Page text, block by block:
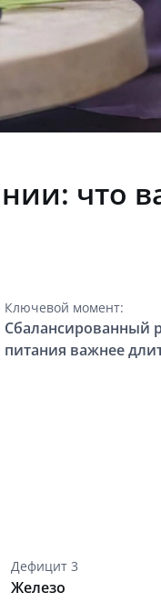
что
Ключевой момент:
Сбалансированный
питания важнее
Дефицит 3
Железо